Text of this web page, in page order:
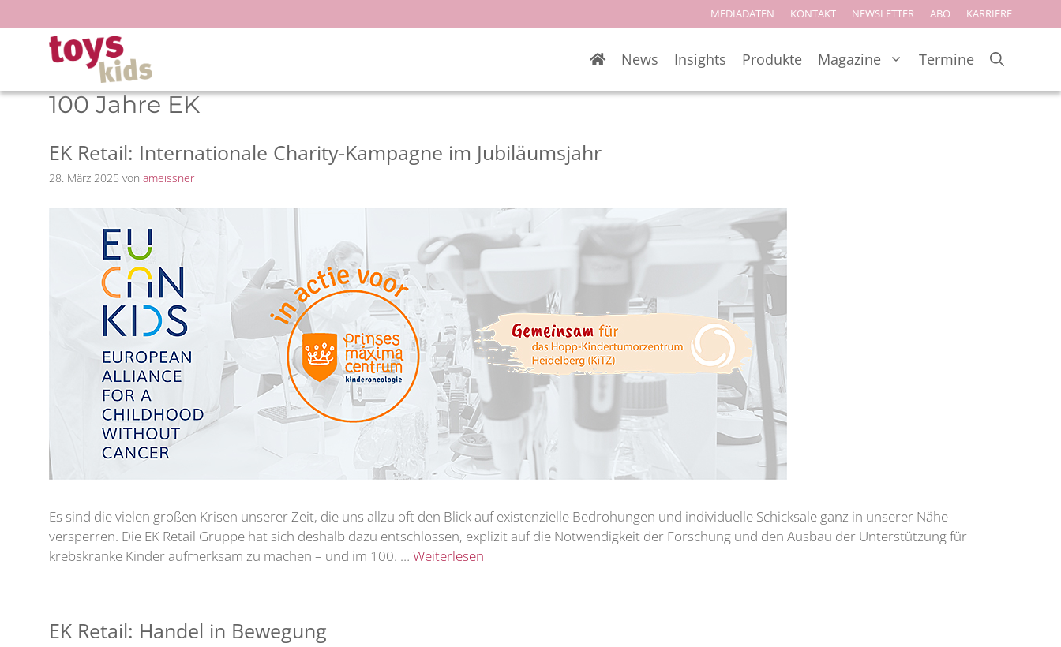
Inhalt
springen
MEDIADATEN KONTAKT NEWSLETTER ABO KARRIERE
News Insights Produkte Magazine Termine
100 Jahre EK
EK Retail: Internationale Charity-Kampagne im Jubiläumsjahr
28. März 2025 von ameissner
Es sind die vielen großen Krisen unserer Zeit, die uns allzu oft den Blick auf existenzielle Bedrohungen und individuelle Schicksale ganz in unserer Nähe
versperren. Die EK Retail Gruppe hat sich deshalb dazu entschlossen, explizit auf die Notwendigkeit der Forschung und den Ausbau der Unterstützung für
krebskranke Kinder aufmerksam zu machen – und im 100. … Weiterlesen
EK Retail: Handel in Bewegung